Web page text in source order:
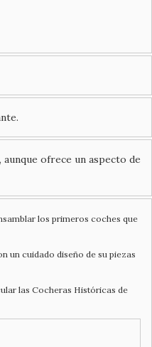
ofrece un aspecto de
los primeros coches que
un cuidado diseño de su piezas
las Cocheras Históricas de